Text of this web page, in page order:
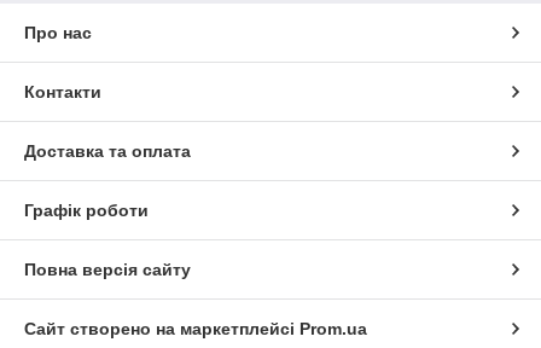
Про нас
Контакти
Доставка та оплата
Графік роботи
Повна версія сайту
Сайт створено на маркетплейсі Prom.ua